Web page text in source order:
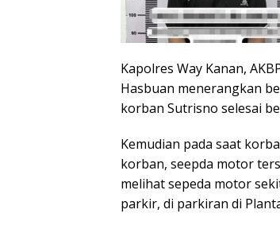
Kapolres Way Kanan,
Hasbuan menerangkan
korban Sutrisno selesai
Kemudian pada saat
korban, seepda motor
melihat sepeda motor
parkir, di parkiran di